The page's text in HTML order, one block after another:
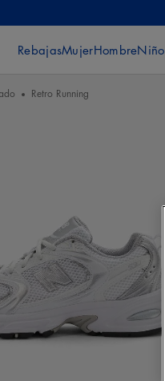
RebajasMujerHombreNiño
Retro Running